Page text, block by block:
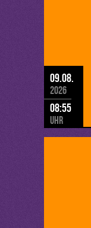
09.08.
2026
08:55
Uhr